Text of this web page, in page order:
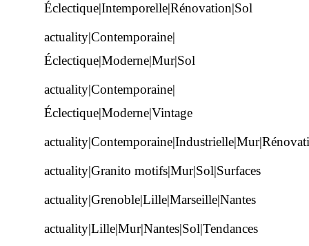
Éclectique|Intemporelle|Rénovation|Sol
actuality|Contemporaine|
Éclectique|Moderne|Mur|Sol
actuality|Contemporaine|
Éclectique|Moderne|Vintage
actuality|Granito motifs|Mur|Sol|Surfaces
actuality|Grenoble|Lille|Marseille|Nantes
actuality|Lille|Mur|Nantes|Sol|Tendances